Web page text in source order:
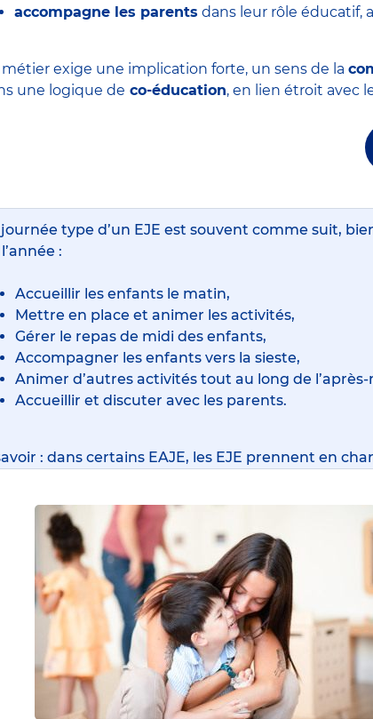
accompagne les parents dans leur rôle éducatif,
métier exige une implication forte, un sens de la
une logique de co-éducation, en lien étroit avec
type d’un EJE est souvent comme suit,
:
Accueillir les enfants le matin,
Mettre en place et animer les activités,
Gérer le repas de midi des enfants,
Accompagner les enfants vers la sieste,
Animer d’autres activités tout au long de
Accueillir et discuter avec les parents.
: dans certains EAJE, les EJE prennent en